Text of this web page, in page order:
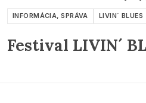
INFORMÁCIA, SPRÁVA LIVIN´ BLUES
Festival LIVIN´